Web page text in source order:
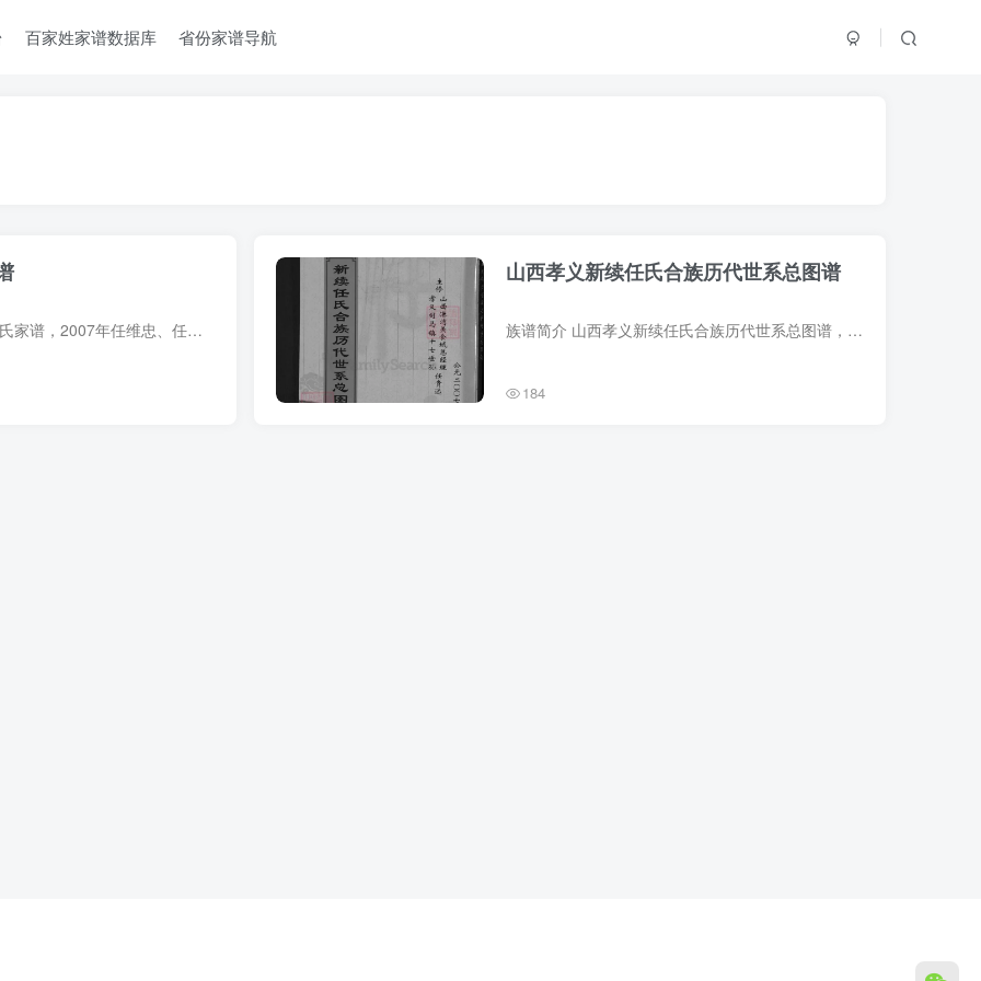
百家姓家谱数据库 省份家谱导航
家谱简介 山西孝义任氏家谱，2007年任维忠、任全章等纂修，1册。40余页。始迁祖任玉，明洪武年间由陕西米脂县迁居山西汾郡之东盘粮村。 家谱部分预览 电子版PDF网盘下载
山西孝义新续任氏合族历代世系总图谱
族谱简介 山西孝义新续任氏合族历代世系总图谱，2007年任贵选、武立贵主编，1册。始迁祖任思忠，元朝至正年间由汾阳尚文村迁居西官村居焉。 族谱部分预览 电子版PDF下载
184